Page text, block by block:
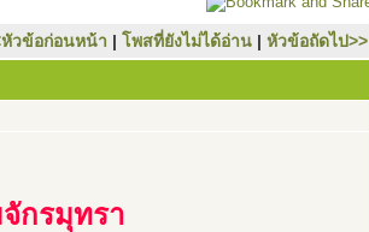
หัวข้อก่อนหน้า | โพสที่ยังไม่ได้อ่าน | หัวข้อถัดไป>>
กรมุทรา